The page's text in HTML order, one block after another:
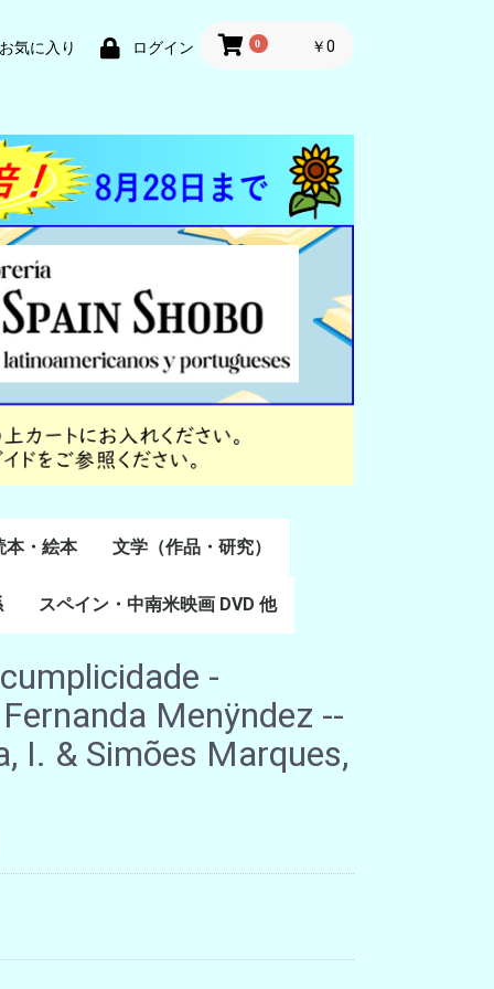
お気に入り ログイン 0 ￥0
本・絵本 文学（作品・研究）
スペイン語文学
ポルトガル語文学
カタルーニャ文学
バスク文学
その他
スペイン・中南米映画 DVD 他
-
Menÿndez --
I. & Simões Marques,